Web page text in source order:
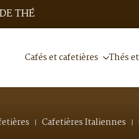
THÉ
Cafés et cafetières Thés
Cafetières Italiennes